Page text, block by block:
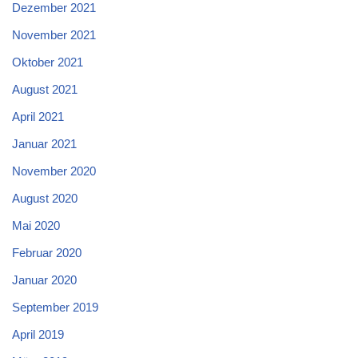
Dezember 2021
November 2021
Oktober 2021
August 2021
April 2021
Januar 2021
November 2020
August 2020
Mai 2020
Februar 2020
Januar 2020
September 2019
April 2019